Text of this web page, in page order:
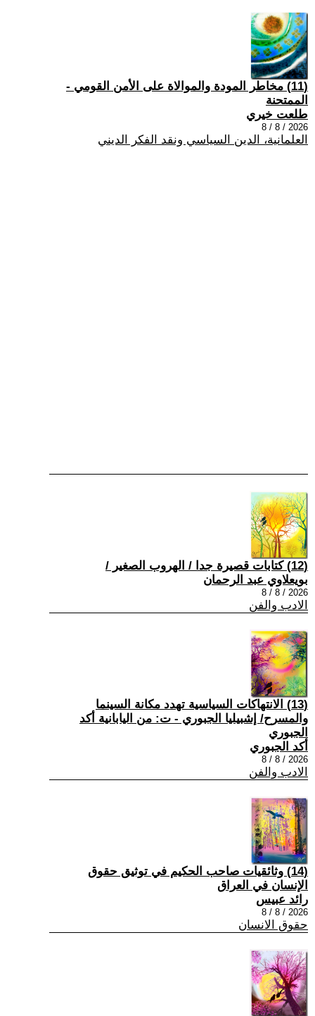
(11) مخاطر المودة والموالاة على الأمن القومي -
الممتحنة
طلعت خيري
2026 / 8 / 8
العلمانية، الدين السياسي ونقد الفكر الديني
(12) كتابات قصيرة جدا / الهروب الصغير /
بويعلاوي عبد الرحمان
2026 / 8 / 8
الادب والفن
(13) الانتهاكات السياسية تهدد مكانة السينما
والمسرح/ إشبيليا الجبوري - ت: من اليابانية أكد
الجبوري
أكد الجبوري
2026 / 8 / 8
الادب والفن
(14) وثائقيات صاحب الحكيم في توثيق حقوق
الإنسان في العراق
رائد عبيس
2026 / 8 / 8
حقوق الانسان